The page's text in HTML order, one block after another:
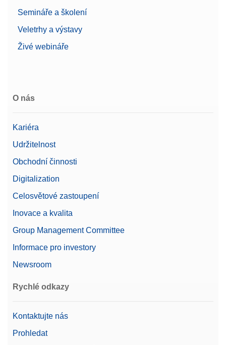
Semináře a školení
Veletrhy a výstavy
Živé webináře
O nás
Kariéra
Udržitelnost
Obchodní činnosti
Digitalization
Celosvětové zastoupení
Inovace a kvalita
Group Management Committee
Informace pro investory
Newsroom
Rychlé odkazy
Kontaktujte nás
Prohledat